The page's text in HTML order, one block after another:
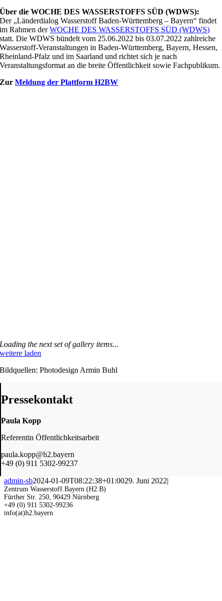
Über die WOCHE DES WASSERSTOFFS SÜD (WDWS):
Der „Länderdialog Wasserstoff Baden-Württemberg – Bayern“ findet
im Rahmen derWOCHE DES WASSERSTOFFS SÜD (WDWS)
statt. Die WDWS bündelt vom 25.06.2022 bis 03.07.2022 zahlreiche
Wasserstoff-Veranstaltungen in Baden-Württemberg, Bayern, Hessen,
Rheinland-Pfalz und im Saarland und richtet sich je nach
Veranstaltungsformat an die breite Öffentlichkeit sowie Fachpublikum.
ZurMeldung der Plattform H2BW
Loading the next set of gallery items...
weitere laden
Bildquellen: Photodesign Armin Buhl
Pressekontakt
Paula Kopp
Referentin Öffentlichkeitsarbeit
paula.kopp@h2.bayern
+49 (0) 911 5302-99237
admin-sb2024-01-09T08:22:38+01:0029. Juni 2022|
Zentrum Wasserstoff.Bayern (H2.B)
Fürther Str. 250, 90429 Nürnberg
+49 (0) 911 5302-99236
info(at)h2.bayern